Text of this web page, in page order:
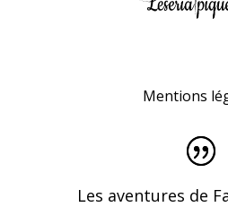
Mentions
Les aventures de